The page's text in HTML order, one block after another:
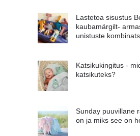
Lastetoa sisustus
kaubamärgilt-
unistuste
Katsikukingitus -
katsikuteks?
Sunday puuvillane
on ja miks see on